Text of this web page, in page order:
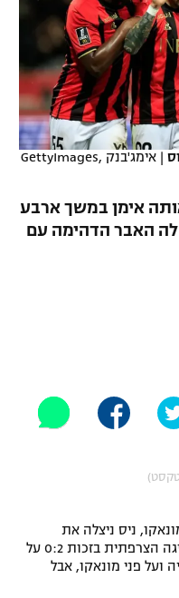
|
אימג'בנק GettyImages,
את לאנס, אותה אימן במשך ארבע
לה האבר הדהימה עם
טקסט)
סן ז'רמן הביסה 1:4 את מונאקו, ניס ניצלה את
ההזדמנות ועלתה למקום השלישי בליגה הצרפתית בזכות 0:2 על
ועל פני מונאקו, אבל